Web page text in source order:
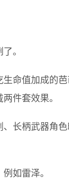
。
命值加成的芭
件套效果。
长柄武器角
如雷泽。